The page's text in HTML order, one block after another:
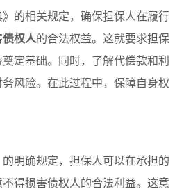
的相关规定，确保担保人在履行
债权人的合法权益。这就要求担保
定基础。同时，了解代偿款和利
风险。在此过程中，保障自身权
明确规定，担保人可以在承担的
得损害债权人的合法利益。这意